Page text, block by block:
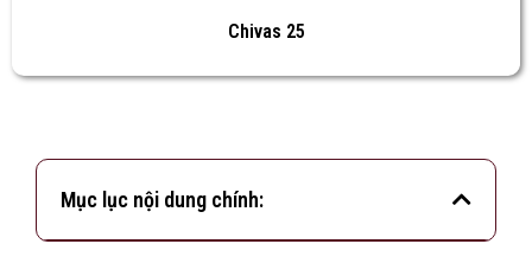
Chivas 25
Mục lục nội dung chính: